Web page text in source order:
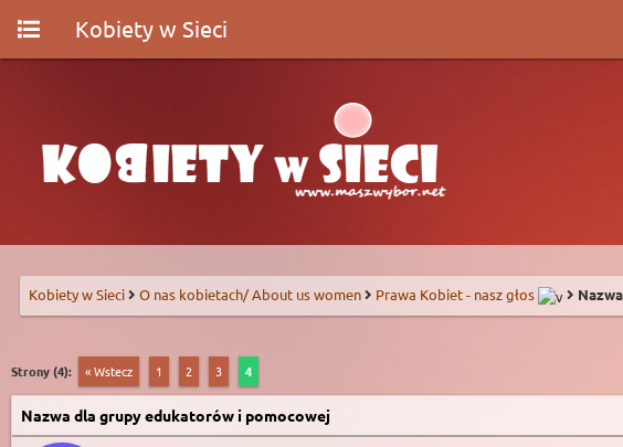
Kobiety w Sieci
Kobiety w Sieci O nas kobietach/ About us women Prawa Kobiet - nasz głos
Strony (4): « Wstecz 1 2 3 4
Nazwa dla grupy edukatorów i pomocowej